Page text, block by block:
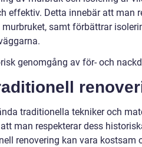
effektiv. Detta innebär att man
murbruket, samt förbättrar
genomgång av för- och
traditionella tekniker och
man respekterar dess
renovering kan vara kostsam